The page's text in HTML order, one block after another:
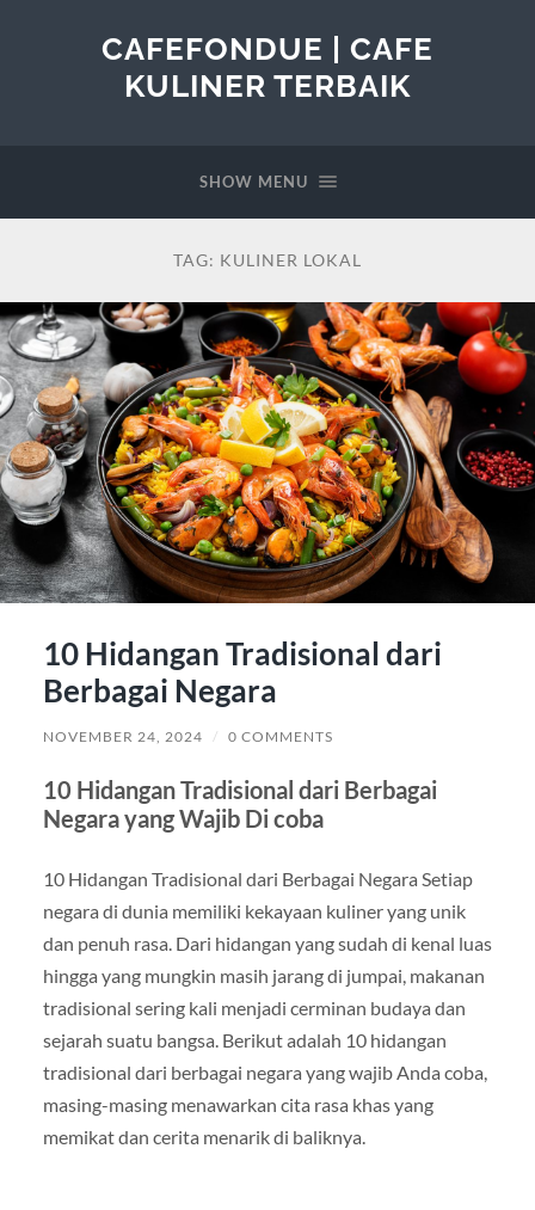
CAFEFONDUE | CAFE
KULINER TERBAIK
SHOW MENU
TAG: KULINER LOKAL
10 Hidangan Tradisional dari
Berbagai Negara
NOVEMBER 24, 2024 / 0 COMMENTS
10 Hidangan Tradisional dari Berbagai
Negara yang Wajib Di coba
10 Hidangan Tradisional dari Berbagai Negara Setiap
negara di dunia memiliki kekayaan kuliner yang unik
dan penuh rasa. Dari hidangan yang sudah di kenal luas
hingga yang mungkin masih jarang di jumpai, makanan
tradisional sering kali menjadi cerminan budaya dan
sejarah suatu bangsa. Berikut adalah 10 hidangan
tradisional dari berbagai negara yang wajib Anda coba,
masing-masing menawarkan cita rasa khas yang
memikat dan cerita menarik di baliknya.